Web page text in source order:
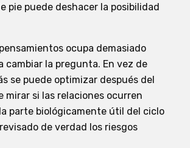
pie puede deshacer la posibilidad
ocupa demasiado
cambiar la pregunta. En vez de
se puede optimizar después del
mirar si las relaciones ocurren
parte biológicamente útil del ciclo
de verdad los riesgos